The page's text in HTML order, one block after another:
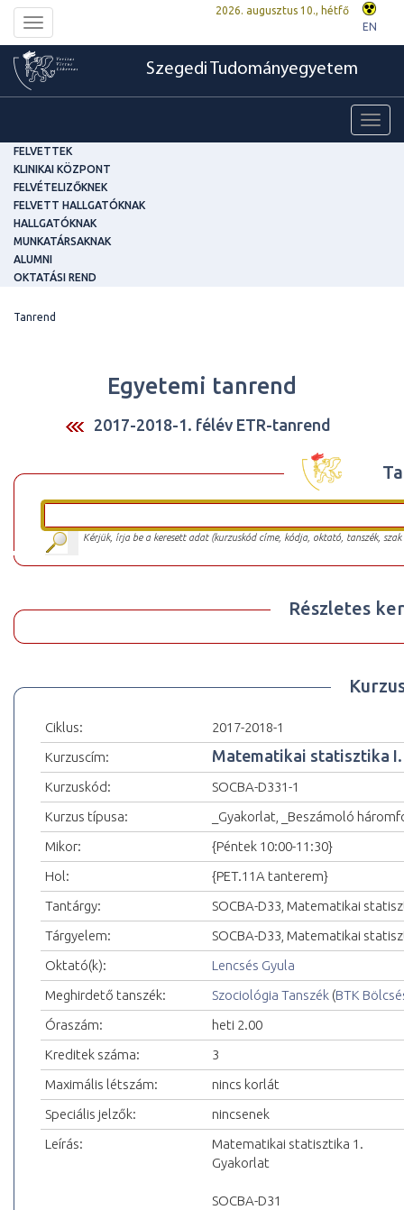
Toggle
navigation
2026. augusztus 10., hétfő
EN
Szegedi Tudományegyetem
FELVETTEK
KLINIKAI KÖZPONT
FELVÉTELIZŐKNEK
FELVETT HALLGATÓKNAK
HALLGATÓKNAK
MUNKATÁRSAKNAK
ALUMNI
OKTATÁSI REND
Tanrend
Egyetemi tanrend
2017-2018-1. félév ETR-tanrend
Kérjük, írja be a keresett adat (kurzuskód címe, kódja, oktató, tanszék,
Részletes
Ciklus:
2017-2018-1
Kurzuscím:
Matematikai statisztika I.
Kurzuskód:
SOCBA-D331-1
Kurzus típusa:
_Gyakorlat, _Beszámoló
Mikor:
{Péntek 10:00-11:30}
Hol:
{PET.11A tanterem}
Tantárgy:
SOCBA-D33, Matematikai
Tárgyelem:
SOCBA-D33, Matematikai
Oktató(k):
Lencsés Gyula
Meghirdető tanszék:
Szociológia Tanszék (BTK
Óraszám:
heti 2.00
Kreditek száma:
3
Maximális létszám:
nincs korlát
Speciális jelzők:
nincsenek
Leírás:
Matematikai statisztika 1.
Gyakorlat
SOCBA-D31